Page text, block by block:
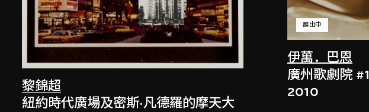
黎錦超
紐約時代廣場及密斯·凡德羅的摩天大
伊萬．巴恩
展出中
廣州歌劇院 #1
2010